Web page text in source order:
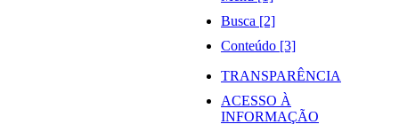
Busca [2]
Conteúdo [3]
TRANSPARÊNCIA
ACESSO À
INFORMAÇÃO